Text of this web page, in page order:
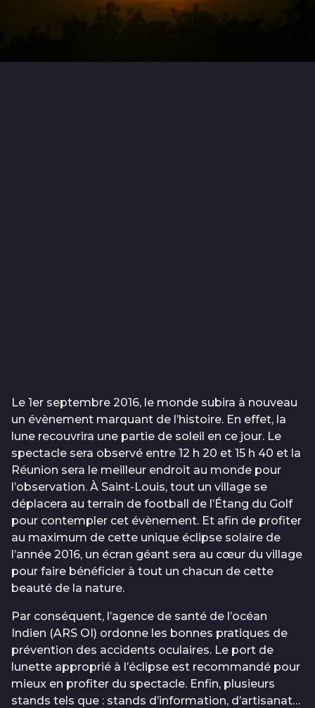
Le 1er septembre 2016, le monde subira à nouveau
un évènement marquant de l’histoire. En effet, la
lune recouvrira une partie de soleil en ce jour. Le
spectacle sera observé entre 12 h 20 et 15 h 40 et la
Réunion sera le meilleur endroit au monde pour
l’observation. À Saint-Louis, tout un village se
déplacera au terrain de football de l’Étang du Golf
pour contempler cet évènement. Et afin de profiter
au maximum de cette unique éclipse solaire de
l’année 2016, un écran géant sera au cœur du village
pour faire bénéficier à tout un chacun de cette
beauté de la nature.
Par conséquent, l’agence de santé de l’océan
Indien (ARS OI) ordonne les bonnes pratiques de
prévention des accidents oculaires. Le port de
lunette approprié à l’éclipse est recommandé pour
mieux en profiter du spectacle. Enfin, plusieurs
stands tels que : stands d’information, d’artisanat…